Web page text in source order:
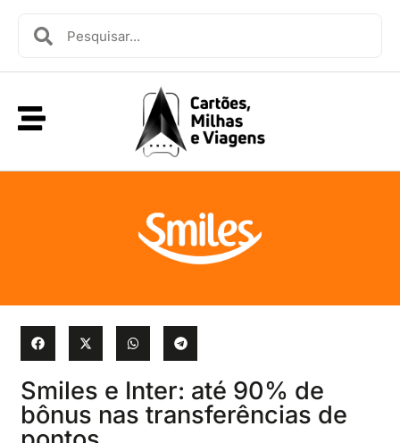
Smiles e Inter: até 90% de
bônus nas transferências de